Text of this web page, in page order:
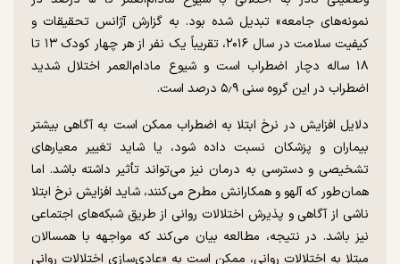
نمونه‌های جامعه» تبدیل شده بود. به گزارش آژانس تحقیقات و
کیفیت سلامت در سال ۲۰۱۶، تقریباً یک نفر از هر چهار کودک ۱۳ تا
۱۸ ساله دچار اضطراب است و شیوع مادام‌العمر اختلال شدید
اضطراب در این گروه سنی ۵٫۹ درصد است.
دلایل افزایش در نرخ ابتلا به اضطراب ممکن است به آگاهی بیشتر
بیماران و پزشکان نسبت داده شود، یا شاید تغییر معیارهای
تشخیصی و دسترسی به درمان نیز می‌تواند تأثیر داشته باشد. اما
همان‌طور که آلهو و همکارانش مطرح می‌کنند، شاید افزایش نرخ ابتلا
ناشی از آگاهی و پذیرش اختلالات روانی از طریق شبکه‌های اجتماعی
نیز باشد. در نتیجه، مطالعه بیان می‌کند که مواجهه با همسالان
مبتلا به اختلالات روانی، ممکن است به «عادی‌سازی اختلالات روانی